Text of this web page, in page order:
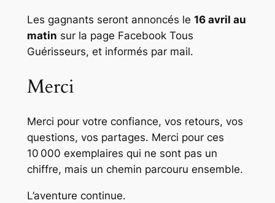
Les gagnants seront annoncés le 16 avril au
matin sur la page Facebook Tous
Guérisseurs, et informés par mail.
Merci
Merci pour votre confiance, vos retours, vos
questions, vos partages. Merci pour ces
10 000 exemplaires qui ne sont pas un
chiffre, mais un chemin parcouru ensemble.
L’aventure continue.